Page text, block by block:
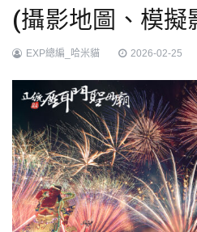
(攝影地圖、模擬
EXP總編_哈米貓 2026-02-25